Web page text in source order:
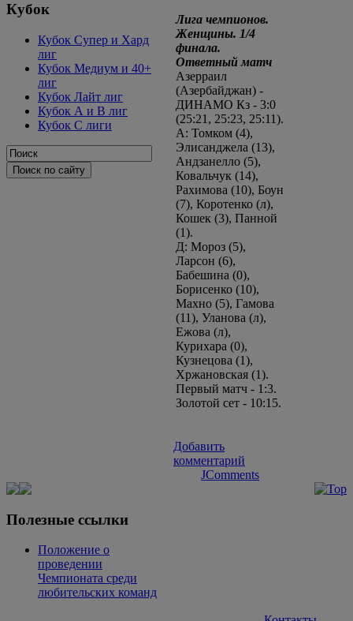
Кубок
Кубок Супер и Хард
лиг
Кубок Медиум и 40+
лиг
Кубок Лайт лиг
Кубок А и В лиг
Кубок С лиги
Лига чемпионов.
Женщины. 1/4
финала.
Ответный матч
Азерраил
(Азербайджан) -
ДИНАМО Кз - 3:0
(25:21, 25:23, 25:11).
А: Томком (4),
Элисанджела (13),
Андзанелло (5),
Ковальчук (14),
Рахимова (10), Боун
(7), Коротенко (л),
Кошек (3), Панной
(1).
Д: Мороз (5),
Ларсон (6),
Бабешина (0),
Борисенко (10),
Махно (5), Гамова
(11), Уланова (л),
Ежова (л),
Курихара (0),
Кузнецова (1),
Хржановская (1).
Первый матч - 1:3.
Золотой сет - 10:15.
Добавить
комментарий
JComments
Полезные ссылки
Положение о
проведении
Чемпионата среди
любительских команд